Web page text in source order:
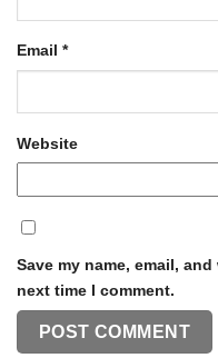
Email *
Website
Save my name, email,
next time I comment.